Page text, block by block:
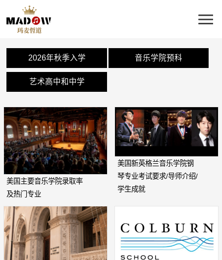
2026年秋季入学 音乐学院预科
艺术高中和中学
美国主要音乐学院录取率
及热门专业
美国新英格兰音乐学院钢
琴专业考试要求/导师介绍/
学生成就